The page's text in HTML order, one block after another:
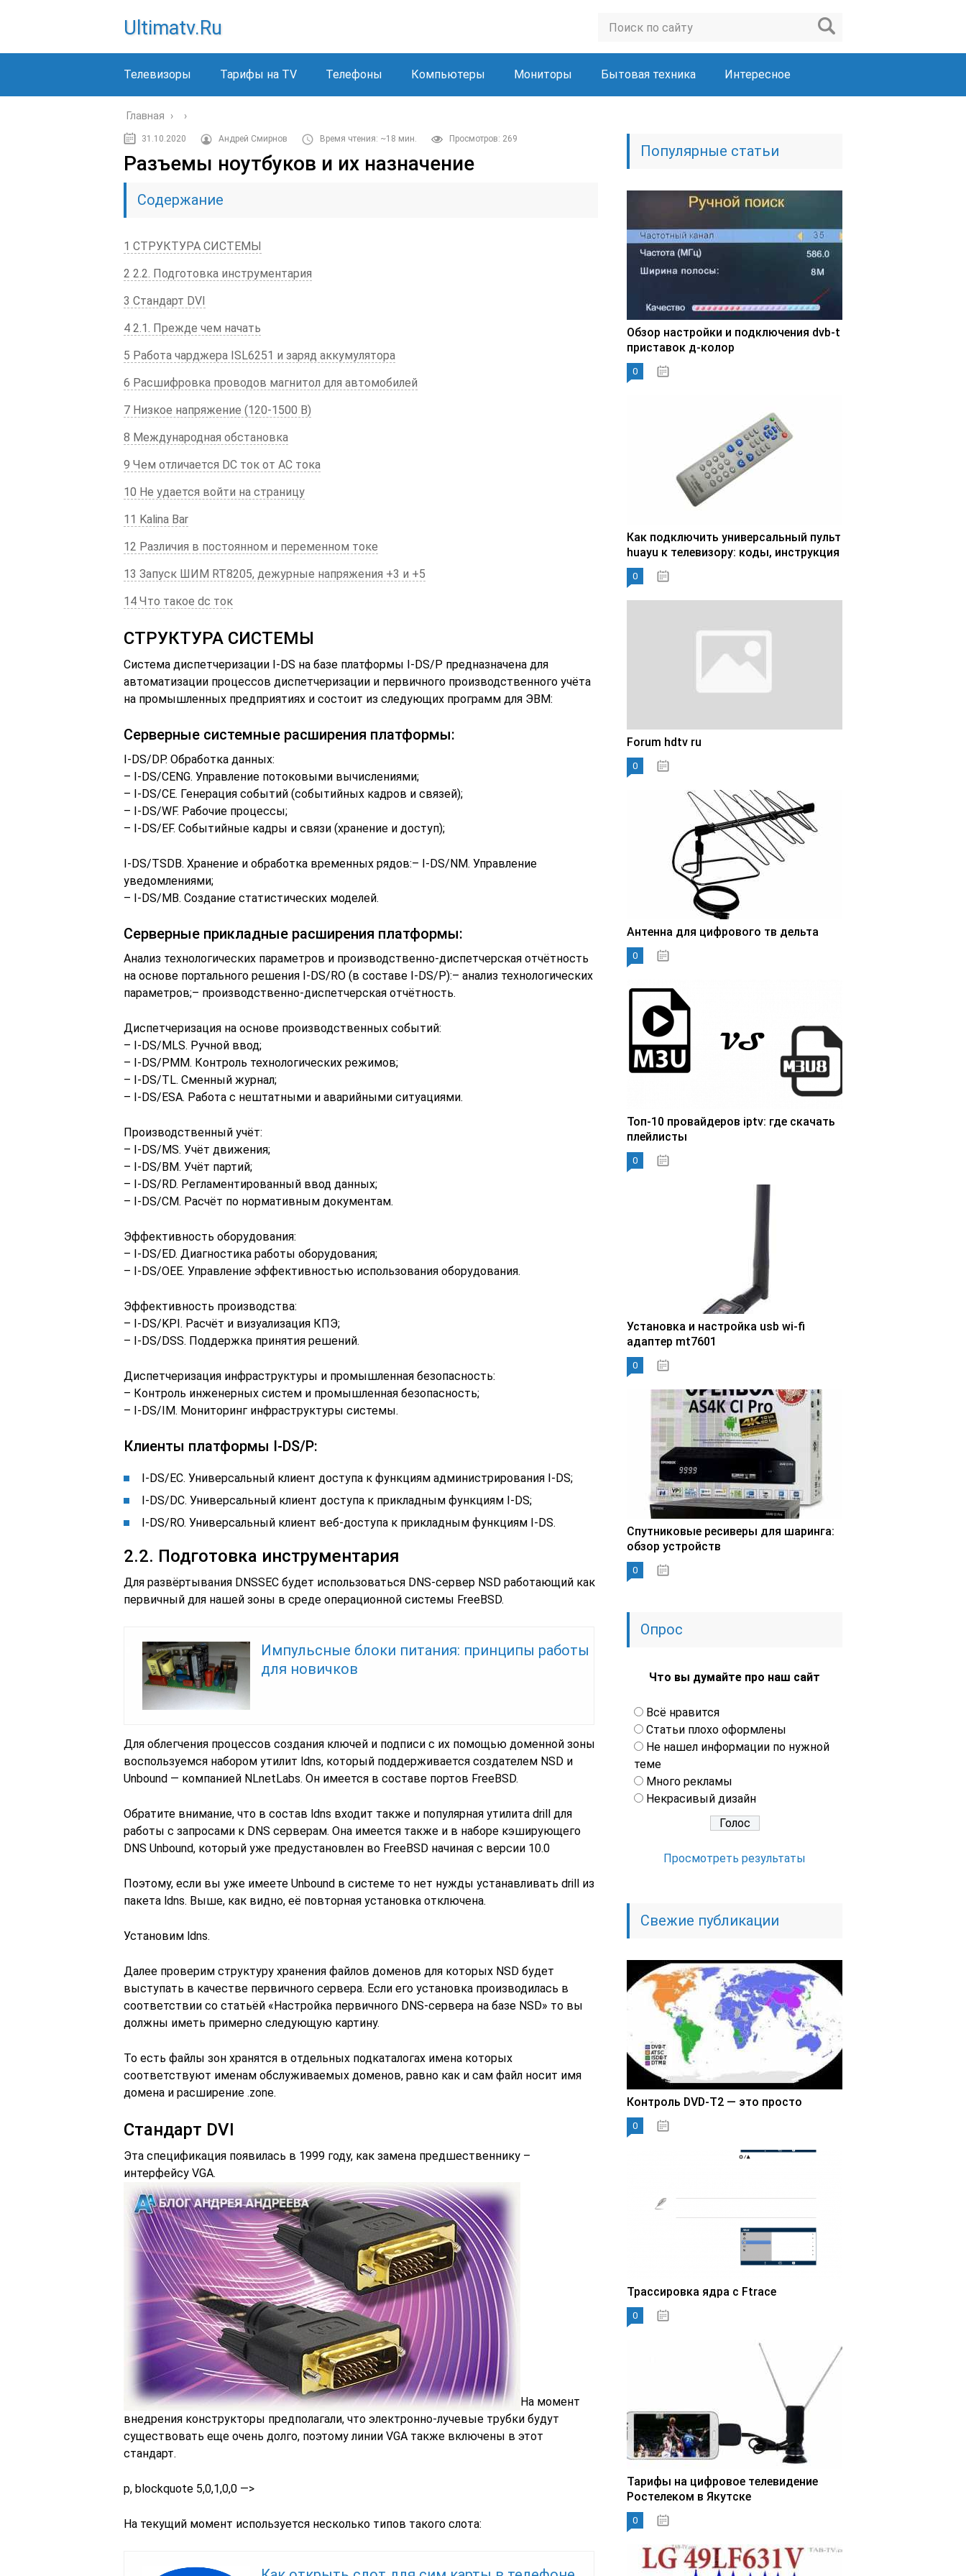
Ultimatv.ru
Телевизоры Тарифы на TV Телефоны Компьютеры Мониторы Бытовая техника Интересное
Главная › ›
31.10.2020 Андрей Смирнов Время чтения: ~18 мин. Просмотров: 269
Разъемы ноутбуков и их назначение
Содержание
1 СТРУКТУРА СИСТЕМЫ
2 2.2. Подготовка инструментария
3 Стандарт DVI
4 2.1. Прежде чем начать
5 Работа чарджера ISL6251 и заряд аккумулятора
6 Расшифровка проводов магнитол для автомобилей
7 Низкое напряжение (120-1500 В)
8 Международная обстановка
9 Чем отличается DC ток от AC тока
10 Не удается войти на страницу
11 Kalina Bar
12 Различия в постоянном и переменном токе
13 Запуск ШИМ RT8205, дежурные напряжения +3 и +5
14 Что такое dc ток
СТРУКТУРА СИСТЕМЫ
Система диспетчеризации I-DS на базе платформы I-DS/P предназначена для
автоматизации процессов диспетчеризации и первичного производственного учёта
на промышленных предприятиях и состоит из следующих программ для ЭВМ:
Серверные системные расширения платформы:
I-DS/DP. Обработка данных:
– I-DS/CENG. Управление потоковыми вычислениями;
– I-DS/CE. Генерация событий (событийных кадров и связей);
– I-DS/WF. Рабочие процессы;
– I-DS/EF. Событийные кадры и связи (хранение и доступ);
I-DS/TSDB. Хранение и обработка временных рядов:– I-DS/NM. Управление
уведомлениями;
– I-DS/MB. Создание статистических моделей.
Серверные прикладные расширения платформы:
Анализ технологических параметров и производственно-диспетчерская отчётность
на основе портального решения I-DS/RO (в составе I-DS/P):– анализ технологических
параметров;– производственно-диспетчерская отчётность.
Диспетчеризация на основе производственных событий:
– I-DS/MLS. Ручной ввод;
– I-DS/PMM. Контроль технологических режимов;
– I-DS/TL. Сменный журнал;
– I-DS/ESA. Работа с нештатными и аварийными ситуациями.
Производственный учёт:
– I-DS/MS. Учёт движения;
– I-DS/BM. Учёт партий;
– I-DS/RD. Регламентированный ввод данных;
– I-DS/CM. Расчёт по нормативным документам.
Эффективность оборудования:
– I-DS/ED. Диагностика работы оборудования;
– I-DS/OEE. Управление эффективностью использования оборудования.
Эффективность производства:
– I-DS/KPI. Расчёт и визуализация КПЭ;
– I-DS/DSS. Поддержка принятия решений.
Диспетчеризация инфраструктуры и промышленная безопасность:
– Контроль инженерных систем и промышленная безопасность;
– I-DS/IM. Мониторинг инфраструктуры системы.
Клиенты платформы I-DS/P:
I-DS/EC. Универсальный клиент доступа к функциям администрирования I-DS;
I-DS/DC. Универсальный клиент доступа к прикладным функциям I-DS;
I-DS/RO. Универсальный клиент веб-доступа к прикладным функциям I-DS.
2.2. Подготовка инструментария
Для развёртывания DNSSEC будет использоваться DNS-сервер NSD работающий как
первичный для нашей зоны в среде операционной системы FreeBSD.
Импульсные блоки питания: принципы работы
для новичков
Для облегчения процессов создания ключей и подписи с их помощью доменной зоны
воспользуемся набором утилит ldns, который поддерживается создателем NSD и
Unbound — компанией NLnetLabs. Он имеется в составе портов FreeBSD.
Обратите внимание, что в состав ldns входит также и популярная утилита drill для
работы с запросами к DNS серверам. Она имеется также и в наборе кэширующего
DNS Unbound, который уже предустановлен во FreeBSD начиная с версии 10.0
Поэтому, если вы уже имеете Unbound в системе то нет нужды устанавливать drill из
пакета ldns. Выше, как видно, её повторная установка отключена.
Установим ldns.
Далее проверим структуру хранения файлов доменов для которых NSD будет
выступать в качестве первичного сервера. Если его установка производилась в
соответствии со статьёй «Настройка первичного DNS-сервера на базе NSD» то вы
должны иметь примерно следующую картину.
То есть файлы зон хранятся в отдельных подкаталогах имена которых
соответствуют именам обслуживаемых доменов, равно как и сам файл носит имя
домена и расширение .zone.
Стандарт DVI
Эта спецификация появилась в 1999 году, как замена предшественнику –
интерфейсу VGA.
На момент
внедрения конструкторы предполагали, что электронно‐лучевые трубки будут
существовать еще очень долго, поэтому линии VGA также включены в этот
стандарт.
p, blockquote 5,0,1,0,0 —>
На текущий момент используется несколько типов такого слота:
Популярные статьи
Обзор настройки и подключения dvb-t
приставок д-колор
0
Как подключить универсальный пульт
huayu к телевизору: коды, инструкция
0
Forum hdtv ru
0
Антенна для цифрового тв дельта
0
Топ-10 провайдеров iptv: где скачать
плейлисты
0
Установка и настройка usb wi-fi
адаптер mt7601
0
Спутниковые ресиверы для шаринга:
обзор устройств
0
Опрос
Что вы думайте про наш сайт
Всё нравится
Статьи плохо оформлены
Не нашел информации по нужной
теме
Много рекламы
Некрасивый дизайн
Просмотреть результаты
Свежие публикации
Контроль DVD-T2 — это просто
0
Трассировка ядра с Ftrace
0
Тарифы на цифровое телевидение
Ростелеком в Якутске
0